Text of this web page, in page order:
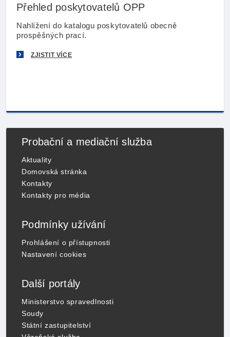
Přehled poskytovatelů OPP
Nahlížení do katalogu poskytovatelů obecně
prospěšných prací.
ZJISTIT VÍCE
Probační a mediační služba
Aktuality
Domovská stránka
Kontakty
Kontakty pro média
Podmínky užívání
Prohlášení o přístupnosti
Nastavení cookies
Další portály
Ministerstvo spravedlnosti
Soudy
Státní zastupitelství